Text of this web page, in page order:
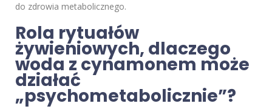
do zdrowia metabolicznego.
Rola rytuałów
żywieniowych, dlaczego
woda z cynamonem może
działać
„psychometabolicznie”?